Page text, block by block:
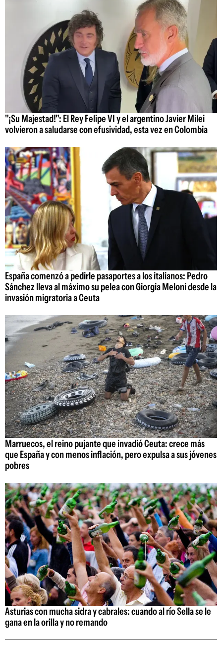
"¡Su Majestad!": El Rey Felipe VI y el argentino Javier Milei
volvieron a saludarse con efusividad, esta vez en Colombia
España comenzó a pedirle pasaportes a los italianos: Pedro
Sánchez lleva al máximo su pelea con Giorgia Meloni desde la
invasión migratoria a Ceuta
Marruecos, el reino pujante que invadió Ceuta: crece más
que España y con menos inflación, pero expulsa a sus jóvenes
pobres
Asturias con mucha sidra y cabrales: cuando al río Sella se le
gana en la orilla y no remando